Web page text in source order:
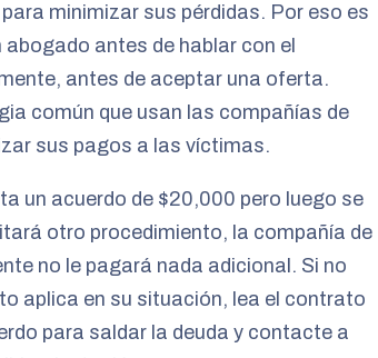
minimizar sus pérdidas. Por eso es
antes de hablar con el
antes de aceptar una oferta.
común que usan las compañías de
sus pagos a las víctimas.
un acuerdo de $20,000 pero luego se
otro procedimiento, la compañía de
no le pagará nada adicional. Si no
aplica en su situación, lea el contrato
para saldar la deuda y contacte a